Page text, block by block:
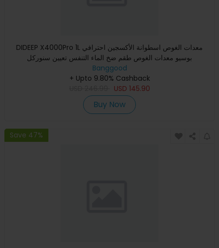
DIDEEP X4000Pro 1L معدات الغوص اسطوانة الأكسجين احترافي
بوسيو معدات الغوص طقم ضخ الماء التنفس تعيين سنوركل
Banggood
+ Upto 9.80% Cashback
USD 145.90
Buy Now
Save 47%